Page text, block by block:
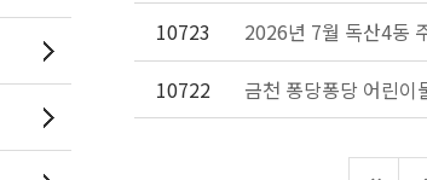
10723
2026년 7월 독산4동
10722
금천 퐁당퐁당 어린